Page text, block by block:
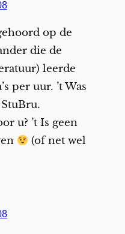
op de
die de
leerde
per uur. ’t Was
u? ’t Is geen
(of net wel